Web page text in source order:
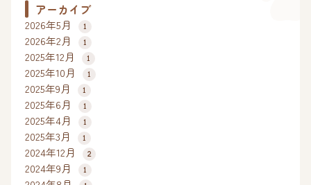
アーカイブ
2026年5月 1
2026年2月 1
2025年12月 1
2025年10月 1
2025年9月 1
2025年6月 1
2025年4月 1
2025年3月 1
2024年12月 2
2024年9月 1